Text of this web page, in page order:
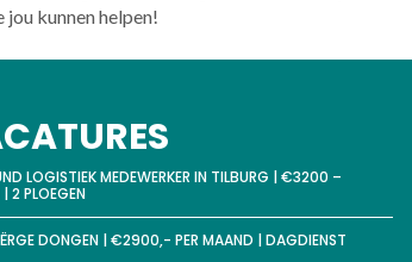
kunnen helpen!
LOGISTIEK MEDEWERKER IN TILBURG | €3200 –
PLOEGEN
DONGEN | €2900,- PER MAAND | DAGDIENST